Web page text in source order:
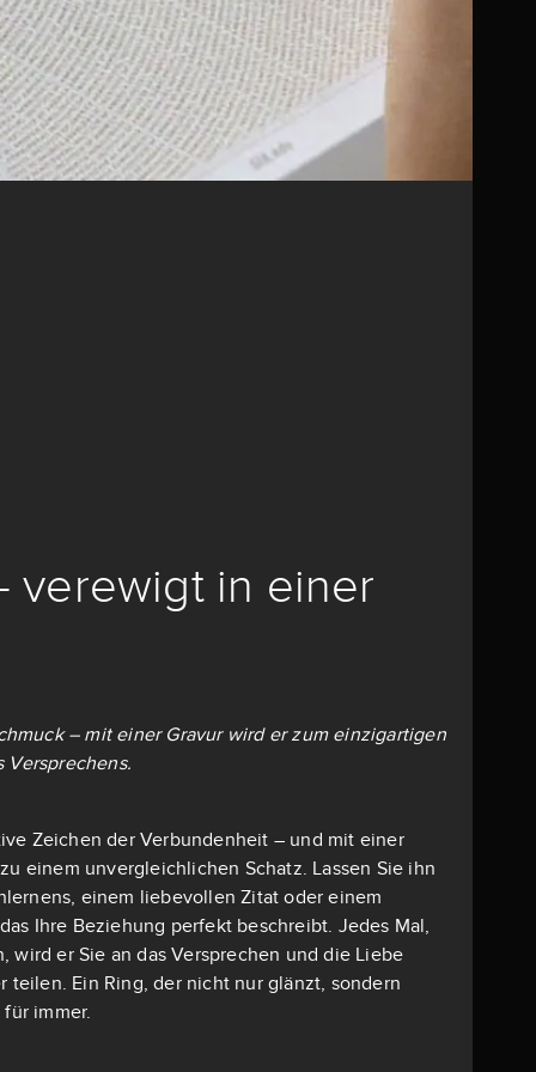
verewigt in einer
– mit einer Gravur wird er zum einzigartigen
Versprechens.
Zeichen der Verbundenheit – und mit einer
einem unvergleichlichen Schatz. Lassen Sie ihn
einem liebevollen Zitat oder einem
Ihre Beziehung perfekt beschreibt. Jedes Mal,
wird er Sie an das Versprechen und die Liebe
teilen. Ein Ring, der nicht nur glänzt, sondern
immer.